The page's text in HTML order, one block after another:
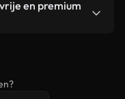
eindproduct
en premium